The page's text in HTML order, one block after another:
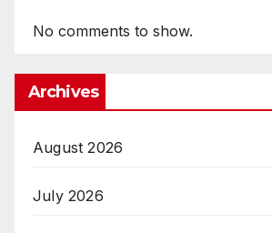
No comments to show.
Archives
August 2026
July 2026